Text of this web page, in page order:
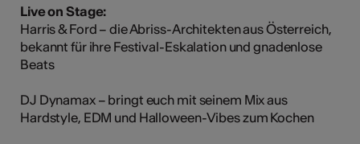
Live on Stage:
Harris & Ford – die Abriss-Architekten aus Österreich,
bekannt für ihre Festival-Eskalation und gnadenlose
Beats
DJ Dynamax – bringt euch mit seinem Mix aus
Hardstyle, EDM und Halloween-Vibes zum Kochen